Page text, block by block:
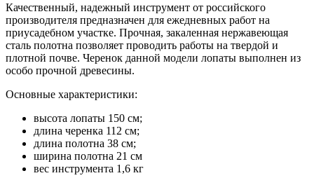
Качественный, надежный инструмент от российского
производителя предназначен для ежедневных работ на
приусадебном участке. Прочная, закаленная нержавеющая
сталь полотна позволяет проводить работы на твердой и
плотной почве. Черенок данной модели лопаты выполнен из
особо прочной древесины.
Основные характеристики:
высота лопаты 150 см;
длина черенка 112 см;
длина полотна 38 см;
ширина полотна 21 см
вес инструмента 1,6 кг